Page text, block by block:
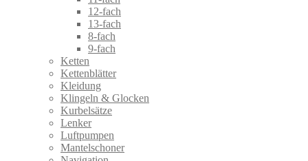
12-fach
13-fach
8-fach
9-fach
Ketten
Kettenblätter
Kleidung
Klingeln & Glocken
Kurbelsätze
Lenker
Luftpumpen
Mantelschoner